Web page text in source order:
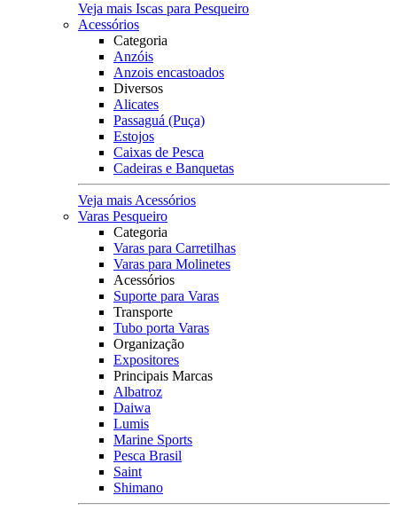
Veja mais Iscas para Pesqueiro
Acessórios
Categoria
Anzóis
Anzois encastoados
Diversos
Alicates
Passaguá (Puça)
Estojos
Caixas de Pesca
Cadeiras e Banquetas
Veja mais Acessórios
Varas Pesqueiro
Categoria
Varas para Carretilhas
Varas para Molinetes
Acessórios
Suporte para Varas
Transporte
Tubo porta Varas
Organização
Expositores
Principais Marcas
Albatroz
Daiwa
Lumis
Marine Sports
Pesca Brasil
Saint
Shimano